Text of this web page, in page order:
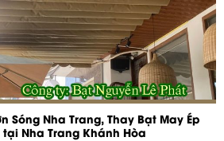
Sóng Nha Trang, Thay Bạt May Ép
Nha Trang Khánh Hòa